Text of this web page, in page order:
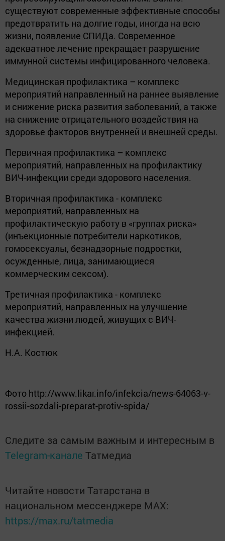
существуют современные эффективные способы
предотвратить на долгие годы, иногда на всю
жизни, появление СПИДа. Современное
адекватное лечение прекращает разрушение
иммунной системы инфицированного человека.
Медицинская профилактика – комплекс
мероприятий направленный на раннее выявление
и снижение риска развития заболеваний, а также
на снижение отрицательного воздействия на
здоровье факторов внутренней и внешней среды.
Первичная профилактика – комплекс
мероприятий, направленных на профилактику
ВИЧ-инфекции среди здорового населения.
Вторичная профилактика - комплекс
мероприятий, направленных на
профилактическую работу в «группах риска»
(инъекционные потребители наркотиков,
гомосексуалы, безнадзорные подростки,
осужденные, лица, занимающиеся
коммерческим сексом).
Третичная профилактика - комплекс
мероприятий, направленных на улучшение
качества жизни людей, живущих с ВИЧ-
инфекцией.
Н.А. Костюк
Фото http://www.likar.info/infekcia/news-64063-v-
rossii-sozdali-preparat-protiv-spida/
Следите за самым важным и интересным в
Telegram-канале Татмедиа
Читайте новости Татарстана в
национальном мессенджере MАХ:
https://max.ru/tatmedia